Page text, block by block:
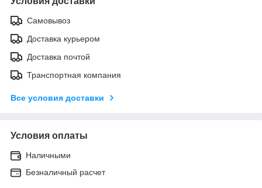
Самовывоз
Доставка курьером
Доставка почтой
Транспортная компания
Все условия доставки
Условия оплаты
Наличными
Безналичный расчет